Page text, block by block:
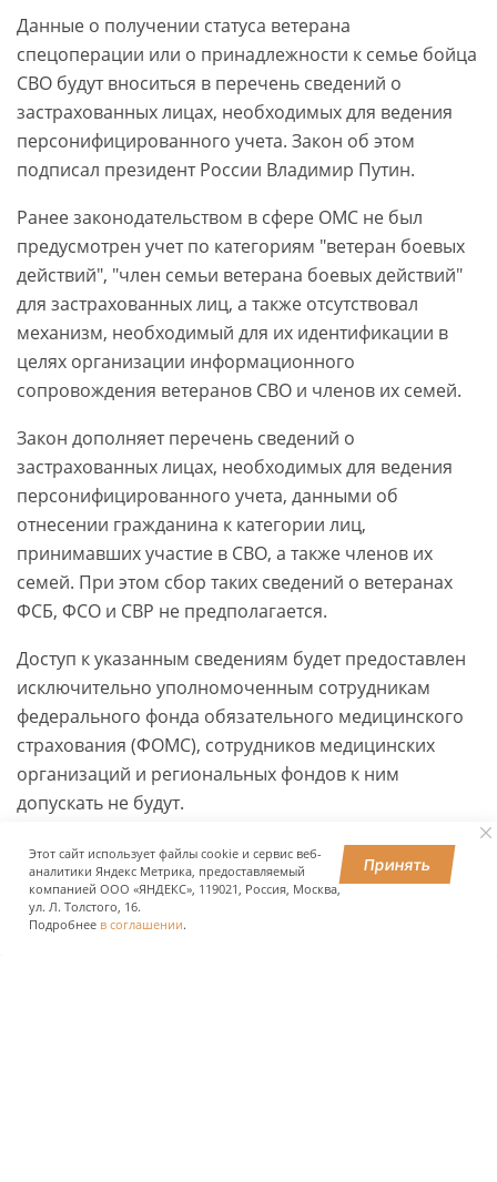
Данные о получении статуса ветерана
спецоперации или о принадлежности к семье бойца
СВО будут вноситься в перечень сведений о
застрахованных лицах, необходимых для ведения
персонифицированного учета. Закон об этом
подписал президент России Владимир Путин.
Ранее законодательством в сфере ОМС не был
предусмотрен учет по категориям "ветеран боевых
действий", "член семьи ветерана боевых действий"
для застрахованных лиц, а также отсутствовал
механизм, необходимый для их идентификации в
целях организации информационного
сопровождения ветеранов СВО и членов их семей.
Закон дополняет перечень сведений о
застрахованных лицах, необходимых для ведения
персонифицированного учета, данными об
отнесении гражданина к категории лиц,
принимавших участие в СВО, а также членов их
семей. При этом сбор таких сведений о ветеранах
ФСБ, ФСО и СВР не предполагается.
Доступ к указанным сведениям будет предоставлен
исключительно уполномоченным сотрудникам
федерального фонда обязательного медицинского
страхования (ФОМС), сотрудников медицинских
организаций и региональных фондов к ним
допускать не будут.
ПОДЕЛИТЬСЯ
Этот сайт использует файлы cookie и сервис веб-
аналитики Яндекс Метрика, предоставляемый
компанией ООО «ЯНДЕКС», 119021, Россия, Москва,
ул. Л. Толстого, 16.
Подробнее в соглашении.
Принять